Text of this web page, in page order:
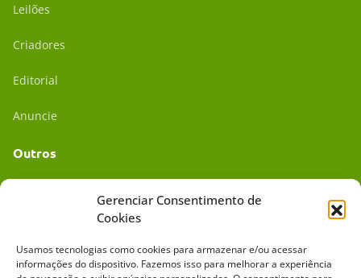
Gerenciar Consentimento de
Cookies
Usamos tecnologias como cookies para armazenar e/ou acessar
informações do dispositivo. Fazemos isso para melhorar a experiência
Leilões
Criadores
Editorial
Anuncie
Outros
Mídia Kit